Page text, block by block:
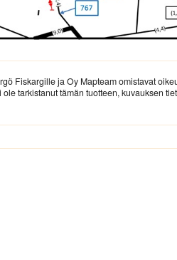
Fiskargille ja Oy Mapteam omistavat
tarkistanut tämän tuotteen, kuvauksen